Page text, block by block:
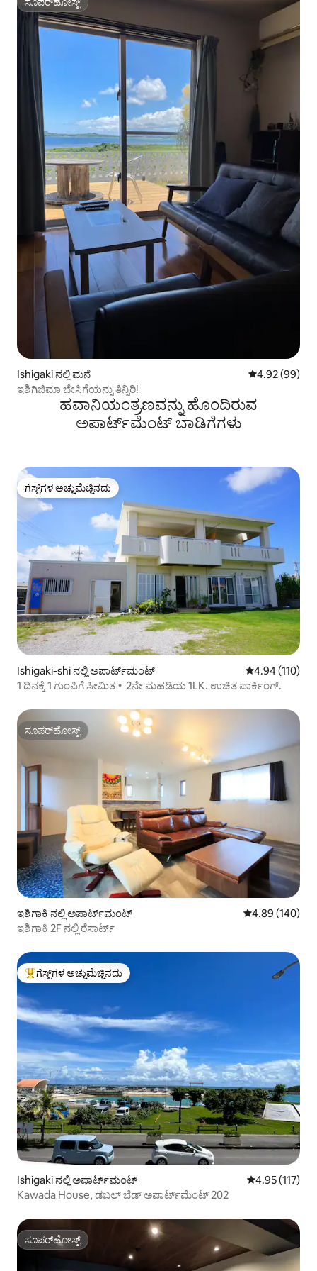
ಸೂಪರ್‌ಹೋಸ್ಟ್
Ishigaki ನಲ್ಲಿ ಮನೆ 5 ರಲ್ಲಿ 4.92
4.92 (99)
ಇಶಿಗಿಜಿಮಾ ಬೇಸಿಗೆಯನ್ನು ತಿನ್ನಿರಿ!
ಹವಾನಿಯಂತ್ರಣವನ್ನು ಹೊಂದಿರುವ
ಅಪಾರ್ಟ್‌ಮೆಂಟ್‌ ಬಾಡಿಗೆಗಳು
ಗೆಸ್ಟ್‌ಗಳ ಅಚ್ಚುಮೆಚ್ಚಿನದು
ಗೆಸ್ಟ್‌ಗಳ ಅಚ್ಚುಮೆಚ್ಚಿನದು
Ishigaki-shi ನಲ್ಲಿ ಅಪಾರ್ಟ್‌ಮಂಟ್ 5 ರಲ್ಲಿ 4.94
4.94 (110)
1 ದಿನಕ್ಕೆ 1 ಗುಂಪಿಗೆ ಸೀಮಿತ・2ನೇ ಮಹಡಿಯ 1LK. ಉಚಿತ ಪಾರ್ಕಿಂಗ್.
ಸೂಪರ್‌ಹೋಸ್ಟ್
ಸೂಪರ್‌ಹೋಸ್ಟ್
ಇಶಿಗಾಕಿ ನಲ್ಲಿ ಅಪಾರ್ಟ್‌ಮಂಟ್ 5 ರಲ್ಲಿ 4.89
4.89 (140)
ಇಶಿಗಾಕಿ 2F ನಲ್ಲಿ ರೆಸಾರ್ಟ್
ಗೆಸ್ಟ್‌ಗಳಿಗೆ ಅತಿ ಹೆಚ್ಚು ಅಚ್ಚುಮೆಚ್ಚಿನದು
ಗೆಸ್ಟ್‌ಗಳ ಅಚ್ಚುಮೆಚ್ಚಿನದು
Ishigaki ನಲ್ಲಿ ಅಪಾರ್ಟ್‌ಮಂಟ್ 5 ರಲ್ಲಿ 4.95
4.95 (117)
Kawada House, ಡಬಲ್ ಬೆಡ್ ಅಪಾರ್ಟ್‌ಮೆಂಟ್ 202
ಸೂಪರ್‌ಹೋಸ್ಟ್
ಸೂಪರ್‌ಹೋಸ್ಟ್